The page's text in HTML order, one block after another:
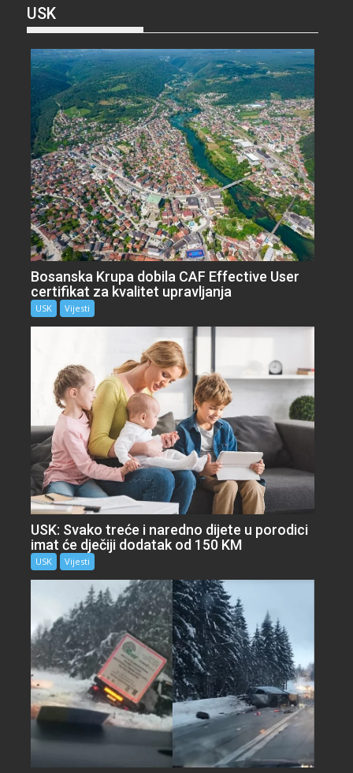
USK
Bosanska Krupa dobila CAF Effective User
certifikat za kvalitet upravljanja
USK Vijesti
USK: Svako treće i naredno dijete u porodici
imat će dječiji dodatak od 150 KM
USK Vijesti